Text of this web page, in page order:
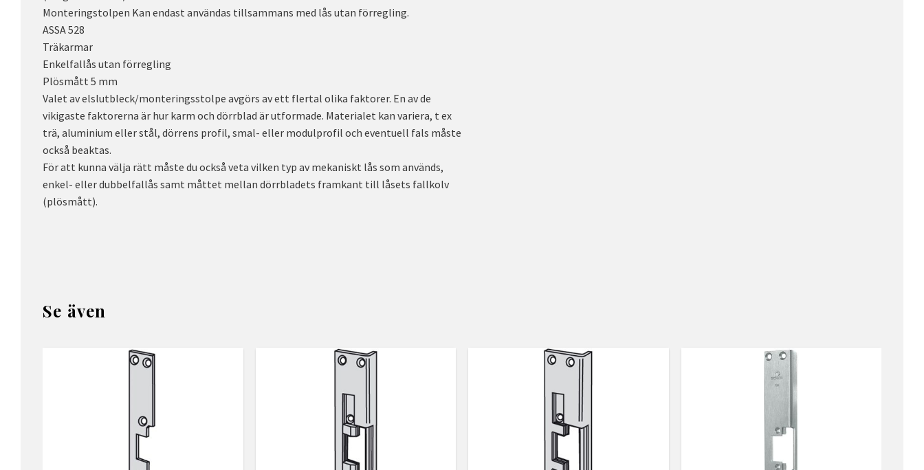
Monteringstolpen Kan endast användas tillsammans med lås utan förregling.
ASSA 528
Träkarmar
Enkelfallås utan förregling
Plösmått 5 mm
Valet av elslutbleck/monteringsstolpe avgörs av ett flertal olika faktorer. En av de
vikigaste faktorerna är hur karm och dörrblad är utformade. Materialet kan variera, t ex
trä, aluminium eller stål, dörrens profil, smal- eller modulprofil och eventuell fals måste
också beaktas.
För att kunna välja rätt måste du också veta vilken typ av mekaniskt lås som används,
enkel- eller dubbelfallås samt måttet mellan dörrbladets framkant till låsets fallkolv
(plösmått).
Se även